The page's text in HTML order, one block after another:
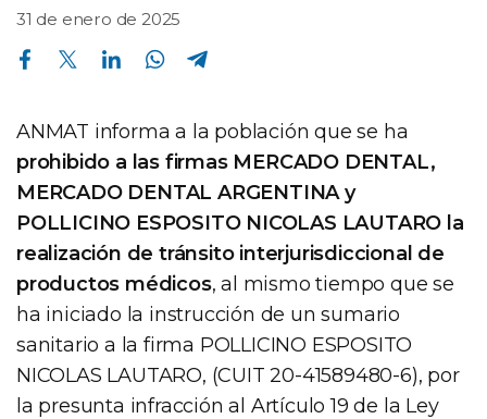
31 de enero de 2025
Compartir en Facebook Compartir en Twitter Compartir en Linkedin Compartir en Whatsapp
ANMAT informa a la población que se ha
prohibido a las firmas MERCADO DENTAL,
MERCADO DENTAL ARGENTINA y
POLLICINO ESPOSITO NICOLAS LAUTARO la
realización de tránsito interjurisdiccional de
productos médicos, al mismo tiempo que se
ha iniciado la instrucción de un sumario
sanitario a la firma POLLICINO ESPOSITO
NICOLAS LAUTARO, (CUIT 20-41589480-6), por
la presunta infracción al Artículo 19 de la Ley